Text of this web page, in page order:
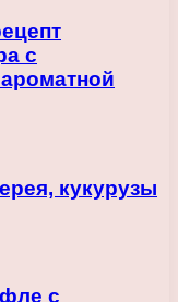
с
кукурузы
с